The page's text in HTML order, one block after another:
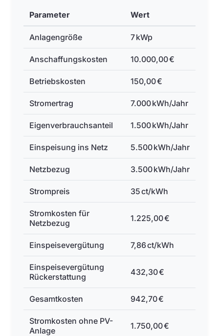
Parameter Wert
Anlagengröße 7 kWp
Anschaffungskosten 10.000,00 €
Betriebskosten 150,00 €
Stromertrag 7.000 kWh/Jahr
Eigenverbrauchsanteil 1.500 kWh/Jahr
Einspeisung ins Netz 5.500 kWh/Jahr
Netzbezug 3.500 kWh/Jahr
Strompreis 35 ct/kWh
Stromkosten für
Netzbezug
1.225,00 €
Einspeisevergütung 7,86 ct/kWh
Einspeisevergütung
Rückerstattung
432,30 €
Gesamtkosten 942,70 €
Stromkosten ohne PV-
Anlage
1.750,00 €